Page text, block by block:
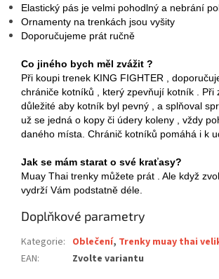
Elastický pás je velmi pohodlný a nebrání
Ornamenty na trenkách jsou vyšity
Doporučujeme prát ručně
Co jiného bych měl zvážit ?
Při koupi trenek KING FIGHTER ,
chrániče kotníků , který zpevňují kotník . Při
důležité aby kotník byl pevný , a splňoval
už se jedná o kopy či údery koleny , vždy
daného místa. Chránič kotníků pomáhá i k
Jak se mám starat o své kraťasy?
Muay Thai trenky můžete prát . Ale když
vydrží Vám podstatně déle.
Doplňkové parametry
Kategorie: Oblečení, Trenky muay thai
EAN: Zvolte variantu